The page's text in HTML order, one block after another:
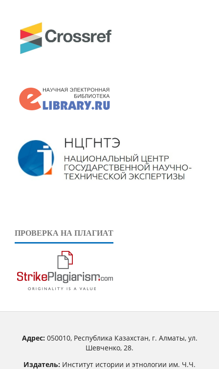
ПРОВЕРКА НА ПЛАГИАТ
Адрес:050010, Республика Казахстан, г. Алматы, ул.
Шевченко, 28.
Издатель: Институт истории и этнологии им. Ч.Ч.